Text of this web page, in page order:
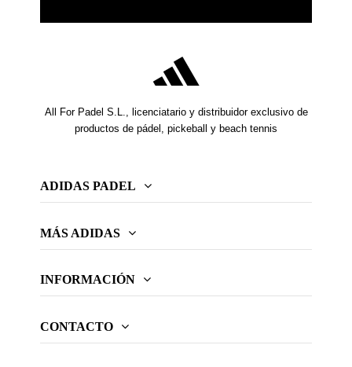
All For Padel S.L., licenciatario y distribuidor exclusivo de
productos de pádel, pickeball y beach tennis
ADIDAS PADEL
MÁS ADIDAS
INFORMACIÓN
CONTACTO